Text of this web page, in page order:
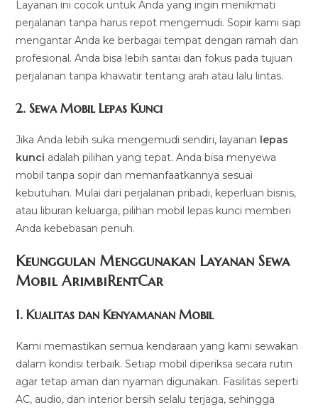
Layanan ini cocok untuk Anda yang ingin menikmati
perjalanan tanpa harus repot mengemudi. Sopir kami siap
mengantar Anda ke berbagai tempat dengan ramah dan
profesional. Anda bisa lebih santai dan fokus pada tujuan
perjalanan tanpa khawatir tentang arah atau lalu lintas.
2.Sewa Mobil Lepas Kunci
Jika Anda lebih suka mengemudi sendiri, layanan lepas
kunci adalah pilihan yang tepat. Anda bisa menyewa
mobil tanpa sopir dan memanfaatkannya sesuai
kebutuhan. Mulai dari perjalanan pribadi, keperluan bisnis,
atau liburan keluarga, pilihan mobil lepas kunci memberi
Anda kebebasan penuh.
Keunggulan Menggunakan Layanan Sewa
Mobil ArimbiRentCar
1.Kualitas dan Kenyamanan Mobil
Kami memastikan semua kendaraan yang kami sewakan
dalam kondisi terbaik. Setiap mobil diperiksa secara rutin
agar tetap aman dan nyaman digunakan. Fasilitas seperti
AC, audio, dan interior bersih selalu terjaga, sehingga